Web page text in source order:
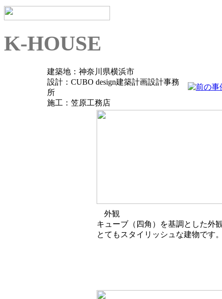
K-HOUSE
建築地： 神奈川県横浜市
設計： CUBO design建築計画設計事務
所
施工：笠原工務店
外観
キューブ（四角）を基調とした外
とてもスタイリッシュな建物です